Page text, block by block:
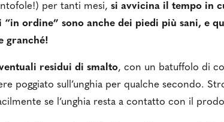
per tanti mesi,si avvicina il tempo in
ordine” sono anche dei piedi più sani, e
granché!
residui di smalto, con un batuffolo di
poggiato sull’unghia per qualche secondo.
se l’unghia resta a contatto con il